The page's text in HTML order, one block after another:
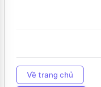
Về trang chủ